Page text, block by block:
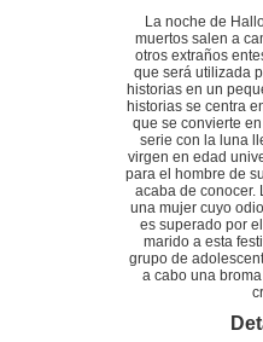
La noche de
muertos salen a
otros extraños
que será utilizada
historias en un
historias se centra
que se convierte
serie con la luna
virgen en edad
para el hombre de
acaba de conocer.
una mujer cuyo
es superado por
marido a esta
grupo de
a cabo una